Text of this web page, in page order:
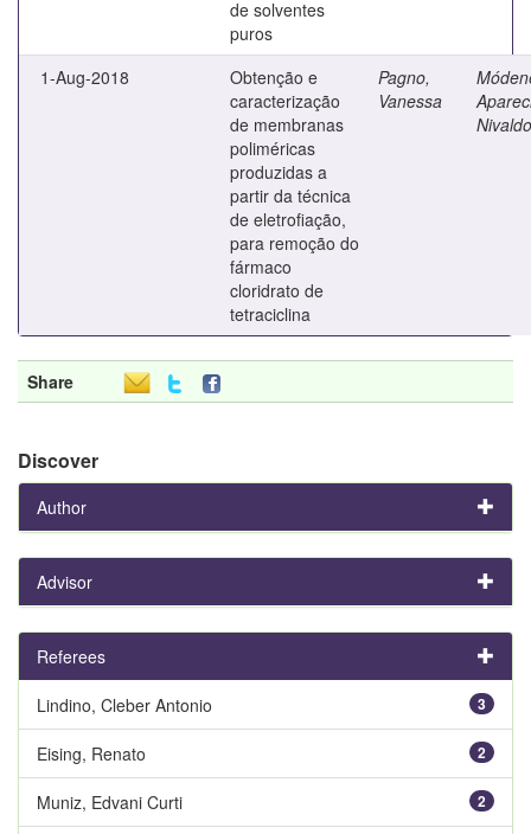
de solventes
puros
1-Aug-2018
Obtenção e
caracterização
de membranas
poliméricas
produzidas a
partir da técnica
de eletrofiação,
para remoção do
fármaco
cloridrato de
tetraciclina
Pagno,
Vanessa
Nivaldo
Share
Discover
Author
Advisor
Referees
3
Lindino, Cleber Antonio
2
Eising, Renato
2
Muniz, Edvani Curti